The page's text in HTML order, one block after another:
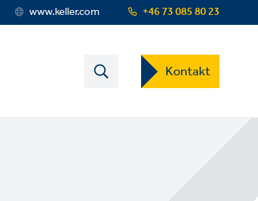
+46 73 085 80 23
www.keller.com
Contact
US
Dropdown
Kontakt